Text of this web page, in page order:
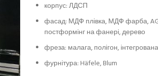
корпус: ЛДСП
фасад: МДФ плівка, МДФ фарба,
постформінг на фанері, дерево
фреза: малага, полігон,
фурнітура: Häfele, Blum